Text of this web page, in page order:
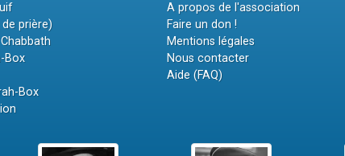
prière)
Box
Box
A propos de l'association
Faire un don !
Mentions légales
Nous contacter
Aide (FAQ)